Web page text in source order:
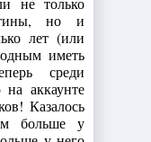
но и
лет (или
иметь
среди
аккаунте
Казалось
больше у